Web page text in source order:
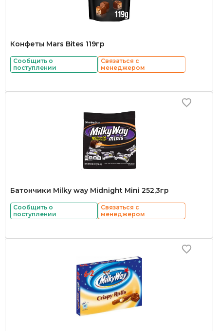
Конфеты Mars Bites 119гр
Сообщить о
поступлении
Связаться с
менеджером
Батончики Milky way Midnight Mini 252,3гр
Сообщить о
поступлении
Связаться с
менеджером